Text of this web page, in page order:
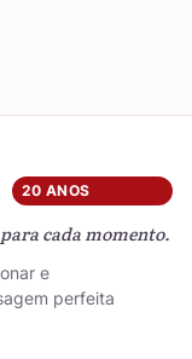
20 ANOS
cada momento.
e
perfeita